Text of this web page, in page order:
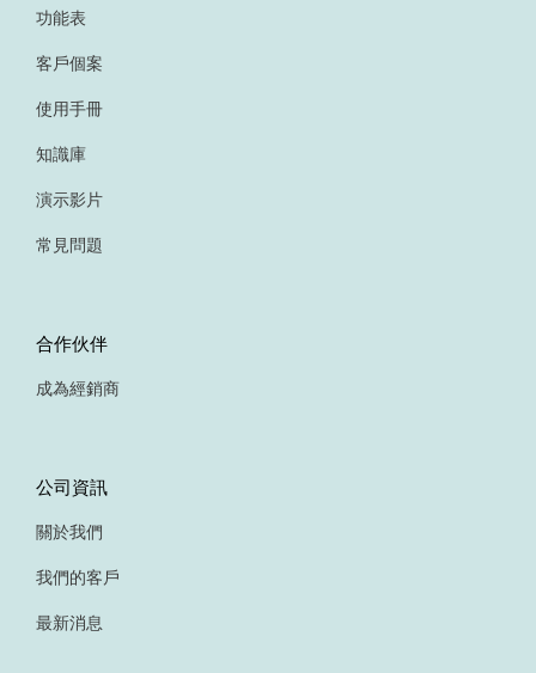
功能表
客戶個案
使用手冊
知識庫
演示影片
常見問題
合作伙伴
成為經銷商
公司資訊
關於我們
我們的客戶
最新消息